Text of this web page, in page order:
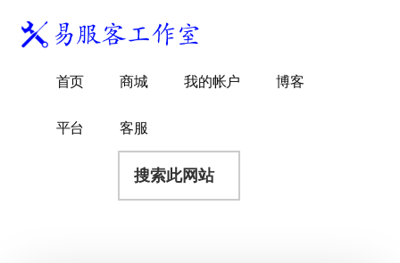
附
加
首页 商城 我的帐户 博客
平台
客服